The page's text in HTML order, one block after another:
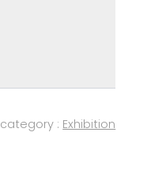
category : Exhibition